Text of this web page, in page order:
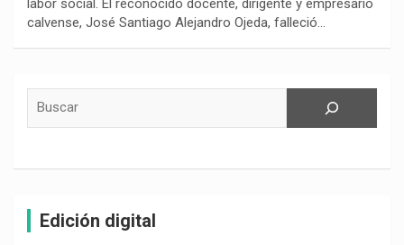
labor social. El reconocido docente, dirigente y empresario
calvense, José Santiago Alejandro Ojeda, falleció…
Edición digital